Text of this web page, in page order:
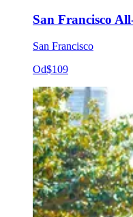
San Francisco
San Francisco
Od$109